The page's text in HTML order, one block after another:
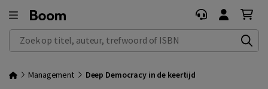
Zoek op titel, auteur, trefwoord of ISBN
Management Deep Democracy in de keertijd